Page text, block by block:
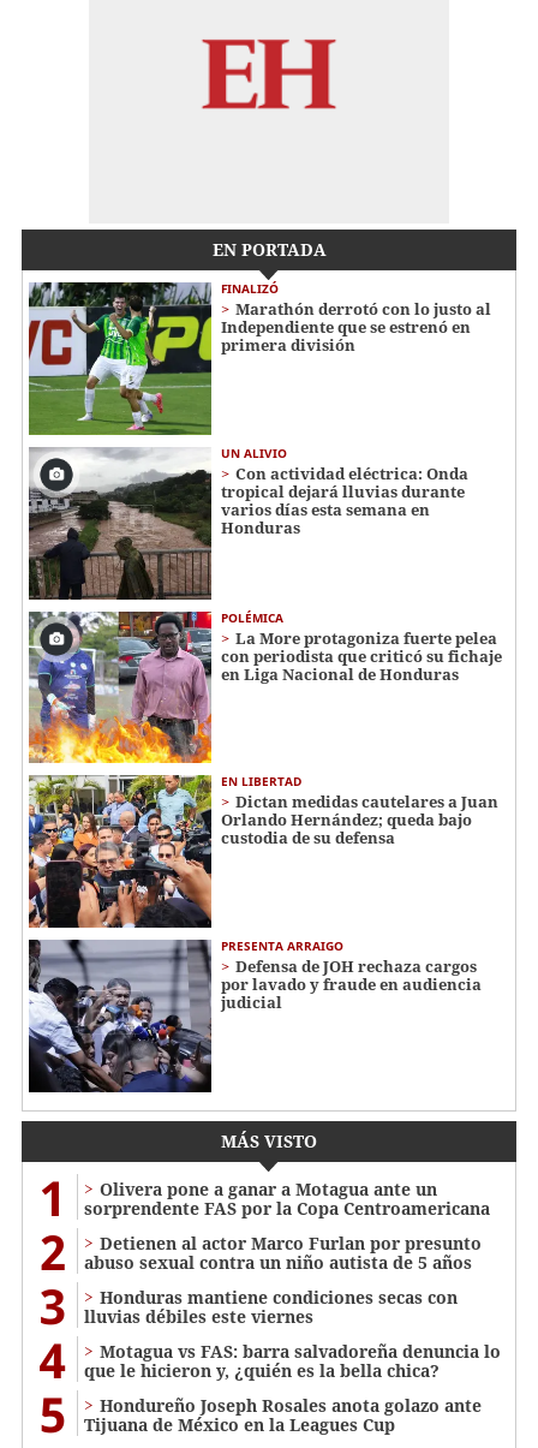
EN PORTADA
FINALIZÓ
Marathón derrotó con lo justo al
Independiente que se estrenó en
primera división
UN ALIVIO
Con actividad eléctrica: Onda
tropical dejará lluvias durante
varios días esta semana en
Honduras
POLÉMICA
La More protagoniza fuerte pelea
con periodista que criticó su fichaje
en Liga Nacional de Honduras
EN LIBERTAD
Dictan medidas cautelares a Juan
Orlando Hernández; queda bajo
custodia de su defensa
PRESENTA ARRAIGO
Defensa de JOH rechaza cargos
por lavado y fraude en audiencia
judicial
MÁS VISTO
1
Olivera pone a ganar a Motagua ante un
sorprendente FAS por la Copa Centroamericana
2
Detienen al actor Marco Furlan por presunto
abuso sexual contra un niño autista de 5 años
3
Honduras mantiene condiciones secas con
lluvias débiles este viernes
4
Motagua vs FAS: barra salvadoreña denuncia lo
que le hicieron y, ¿quién es la bella chica?
5
Hondureño Joseph Rosales anota golazo ante
Tijuana de México en la Leagues Cup